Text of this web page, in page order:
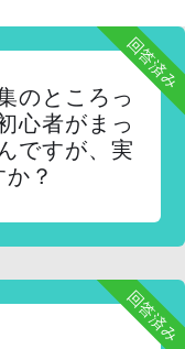
回答済み
のところっ
心者がまっ
ですが、実
？
回答済み